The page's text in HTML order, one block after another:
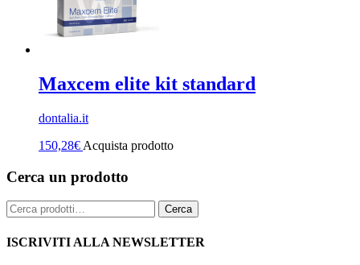
Maxcem elite kit standard
dontalia.it
150,28€ Acquista prodotto
Cerca un prodotto
Cerca: Cerca
ISCRIVITI ALLA NEWSLETTER